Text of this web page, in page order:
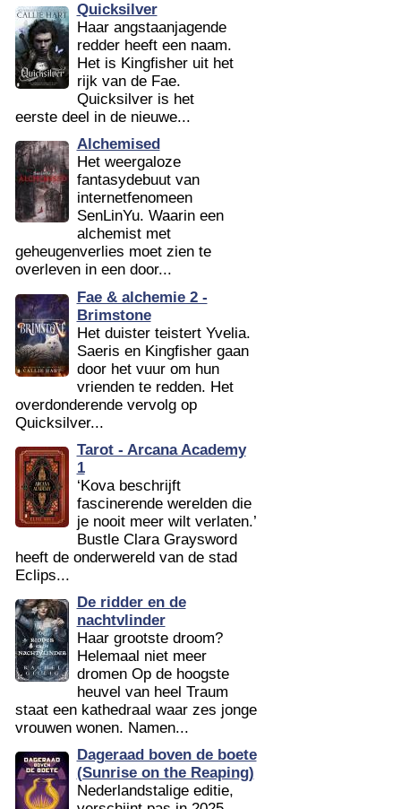
Quicksilver
Haar angstaanjagende
redder heeft een naam.
Het is Kingfisher uit het
rijk van de Fae.
Quicksilver is het
eerste deel in de nieuwe...
Alchemised
Het weergaloze
fantasydebuut van
internetfenomeen
SenLinYu. Waarin een
alchemist met
geheugenverlies moet zien te
overleven in een door...
Fae & alchemie 2 -
Brimstone
Het duister teistert Yvelia.
Saeris en Kingfisher gaan
door het vuur om hun
vrienden te redden. Het
overdonderende vervolg op
Quicksilver...
Tarot - Arcana Academy
1
‘Kova beschrijft
fascinerende werelden die
je nooit meer wilt verlaten.’
Bustle Clara Graysword
heeft de onderwereld van de stad
Eclips...
De ridder en de
nachtvlinder
Haar grootste droom?
Helemaal niet meer
dromen Op de hoogste
heuvel van heel Traum
staat een kathedraal waar zes jonge
vrouwen wonen. Namen...
Dageraad boven de boete
(Sunrise on the Reaping)
Nederlandstalige editie,